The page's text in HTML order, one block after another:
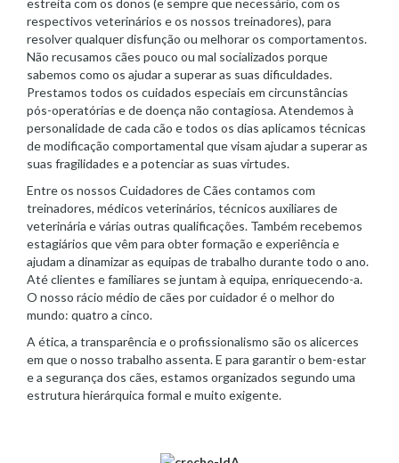
respectivos veterinários e os nossos treinadores), para
resolver qualquer disfunção ou melhorar os comportamentos.
Não recusamos cães pouco ou mal socializados porque
sabemos como os ajudar a superar as suas dificuldades.
Prestamos todos os cuidados especiais em circunstâncias
pós-operatórias e de doença não contagiosa. Atendemos à
personalidade de cada cão e todos os dias aplicamos técnicas
de modificação comportamental que visam ajudar a superar as
suas fragilidades e a potenciar as suas virtudes.
Entre os nossos Cuidadores de Cães contamos com
treinadores, médicos veterinários, técnicos auxiliares de
veterinária e várias outras qualificações. Também recebemos
estagiários que vêm para obter formação e experiência e
ajudam a dinamizar as equipas de trabalho durante todo o ano.
Até clientes e familiares se juntam à equipa, enriquecendo-a.
O nosso rácio médio de cães por cuidador é o melhor do
mundo: quatro a cinco.
A ética, a transparência e o profissionalismo são os alicerces
em que o nosso trabalho assenta. E para garantir o bem-estar
e a segurança dos cães, estamos organizados segundo uma
estrutura hierárquica formal e muito exigente.